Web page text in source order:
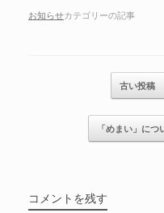
お知らせカテゴリーの記事
記事のナビゲーション古い投稿
「めまい」に
コメントを残す